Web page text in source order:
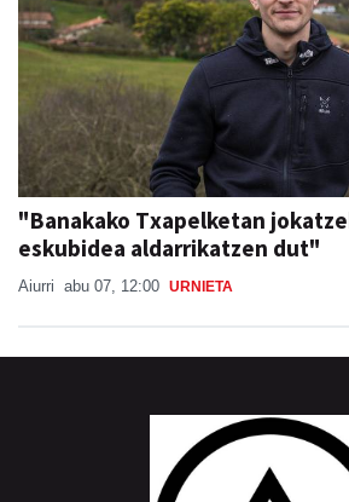
"Banakako Txapelketan
eskubidea aldarrikatzen dut"
Aiurri abu 07, 12:00 URNIETA